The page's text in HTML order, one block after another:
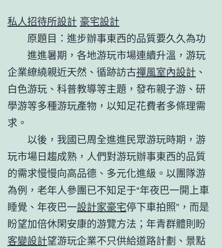
私人招待所設計 豪宅設計
原題目：進步辦事東西的品質要久久為功
進進暑期，各地游玩市場連續升溫，游玩
企業繚繞親近天然、循跡訪古禪風室內設計 、
白色游玩、科普教導等主題，發布親子游、研
學游等多種游玩產物，以知足花費者多條理需
求。
以後，我國已周全進進民眾游玩時期，游
玩市場日趨成熟，人們對游玩辦事東西的品質
的需求慢慢向高品德、多元化進級。以團隊游
為例，老年人參團已不知足于“年夜巴一開上車
睡覺、年夜巴一設計家豪宅停下車拍照”，而是
盼望加倍休閑安康的游覽方法；年青群體則盼
客變設計望游玩企業不只供給道路計劃、景點